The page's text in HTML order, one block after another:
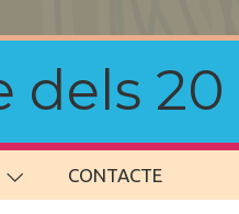
20
CONTACTE